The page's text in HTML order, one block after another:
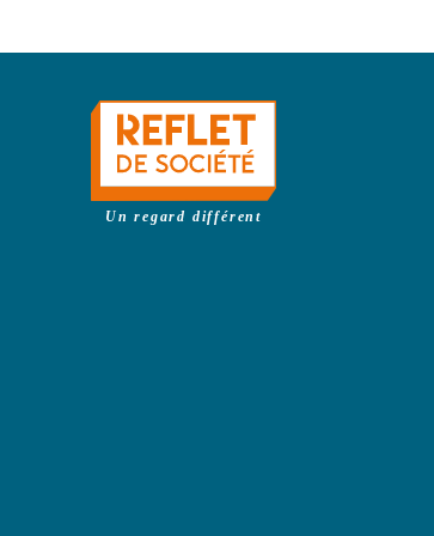
Un regard différent